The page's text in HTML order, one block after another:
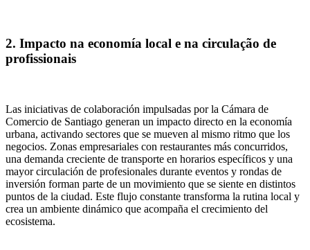
2. Impacto na economía local e na circulação de
profissionais
Las iniciativas de colaboración impulsadas por la Cámara de
Comercio de Santiago generan un impacto directo en la economía
urbana, activando sectores que se mueven al mismo ritmo que los
negocios. Zonas empresariales con restaurantes más concurridos,
una demanda creciente de transporte en horarios específicos y una
mayor circulación de profesionales durante eventos y rondas de
inversión forman parte de un movimiento que se siente en distintos
puntos de la ciudad. Este flujo constante transforma la rutina local y
crea un ambiente dinámico que acompaña el crecimiento del
ecosistema.